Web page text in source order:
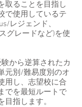
取ることを目指し
で使用しているテ
レジェンド、
グレードなど)を使
から逆算されたカ
元別/難易度別のオ
用し、志望校に合
でを最短ルートで
指します。